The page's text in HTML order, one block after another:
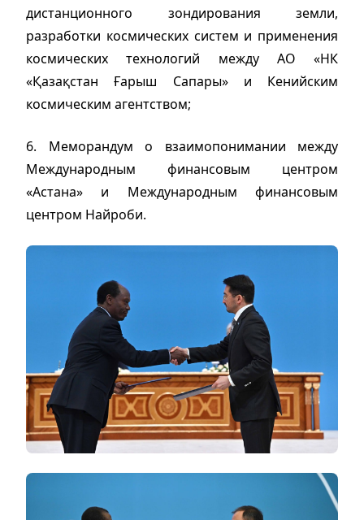
дистанционного зондирования земли,
разработки космических систем и применения
космических технологий между АО «НК
«Қазақстан Ғарыш Сапары» и Кенийским
космическим агентством;
6. Меморандум о взаимопонимании между
Международным финансовым центром
«Астана» и Международным финансовым
центром Найроби.